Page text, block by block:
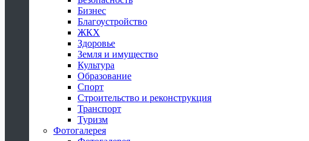
Бизнес
Благоустройство
ЖКХ
Здоровье
Земля и имущество
Культура
Образование
Спорт
Строительство и реконструкция
Транспорт
Туризм
Фотогалерея